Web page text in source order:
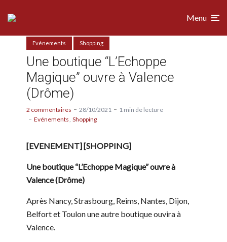
Menu
Evénements Shopping
Une boutique “L’Echoppe
Magique” ouvre à Valence
(Drôme)
2 commentaires 28/10/2021
1 min de lecture
Evénements Shopping
[EVENEMENT] [SHOPPING]
Une boutique “L’Echoppe Magique” ouvre à
Valence (Drôme)
Après Nancy, Strasbourg, Reims, Nantes, Dijon,
Belfort et Toulon une autre boutique ouvira à
Valence.